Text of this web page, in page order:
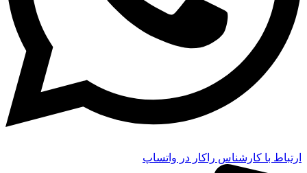
ارتباط با کارشناس راکار در واتساپ